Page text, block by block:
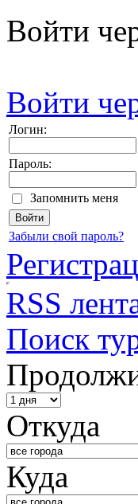
Войти
Войти
Логин:
Пароль:
Запомнить меня
Забыли свой пароль?
RSS
Поиск
Откуда
Куда